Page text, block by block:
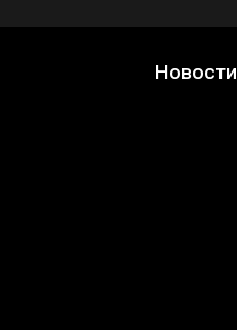
Новости